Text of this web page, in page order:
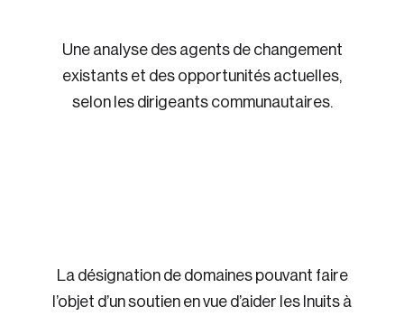
Une analyse des agents de changement
existants et des opportunités actuelles,
selon les dirigeants communautaires.
La désignation de domaines pouvant faire
l’objet d’un soutien en vue d’aider les Inuits à